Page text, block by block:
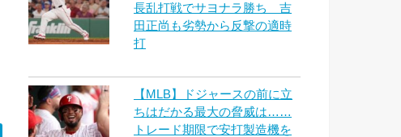
長乱打戦でサヨナラ勝ち 吉
田正尚も劣勢から反撃の適時
打
【MLB】ドジャースの前に立
ちはだかる最大の脅威は……
トレード期限で安打製造機を